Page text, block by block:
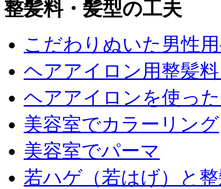
整髪料・髪型の工夫
こだわりぬいた男性
ヘアアイロン用整髪
ヘアアイロンを使っ
美容室でカラーリング
美容室でパーマ
若ハゲ（若はげ）と